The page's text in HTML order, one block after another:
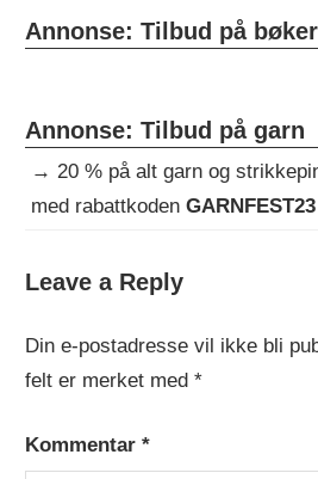
Annonse: Tilbud på
Annonse: Tilbud på garn
→20 % på alt garn og
med rabattkodenGARNFEST23
HEKLEOPPSKRIFTER
Leave a Reply
Din e-postadresse vil ikke bli
felt er merket med*
Kommentar*